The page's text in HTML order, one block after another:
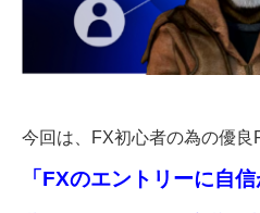
今回は、FX初心者の為の優良
「FXのエントリーに自